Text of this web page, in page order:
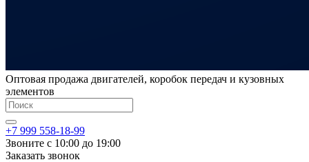
Оптовая продажа двигателей, коробок передач и кузовных
элементов
+7 999 558-18-99
Звоните с 10:00 до 19:00
Заказать звонок